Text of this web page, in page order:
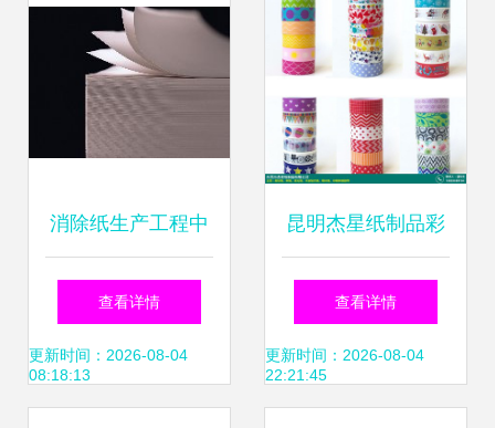
消除纸生产工程中
出现泡沫的方法
查看详情
更新时间：2026-08-04
08:18:13
昆明杰星纸制品彩
色美纹纸 多元用途
与产品招商方案
查看详情
更新时间：2026-08-04
22:21:45